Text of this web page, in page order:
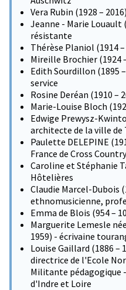
Vera Rubin (1928 –
Jeanne - Marie Louault
résistante
Thérèse Planiol (1914
Mireille Brochier (1924
Edith Sourdillon (1895
service
Rosine Deréan (1910 –
Marie-Louise Bloch
Edwige Prewysz-
architecte de la ville de
Paulette DELEPINE
France de Cross Country
Caroline et Stéphanie
Hôtelières
Claudie Marcel-Dubois
ethnomusicienne,
Emma de Blois (954 –
Marguerite Lemesle
1959) - écrivaine
Louise Gaillard (1886 –
directrice de l'Ecole
Militante pédagogique
d'Indre et Loire